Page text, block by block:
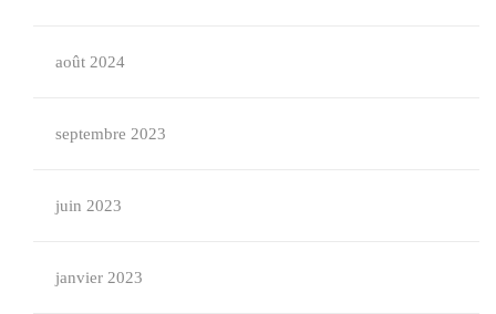
août 2024
septembre 2023
juin 2023
janvier 2023